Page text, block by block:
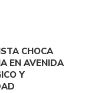
CHOCA
EN AVENIDA
Y